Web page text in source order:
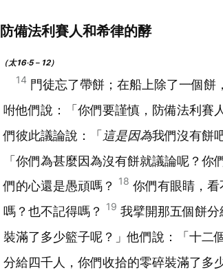
防備法利賽人和希律的酵
（太16‧5－12）
14 門徒忘了帶餅；在船上除了一個餅
咐他們說：「你們要謹慎，防備法利賽
們彼此議論說：「 這是因為我們沒有餅
「你們為甚麼因為沒有餅就議論呢？
們的心還是愚頑嗎？
18 你們有眼睛，
嗎？也不記得嗎？
19 我擘開那五個餅
裝滿了多少籃子呢？」他們說：「十二
分給四千人，你們收拾的零碎裝滿了多